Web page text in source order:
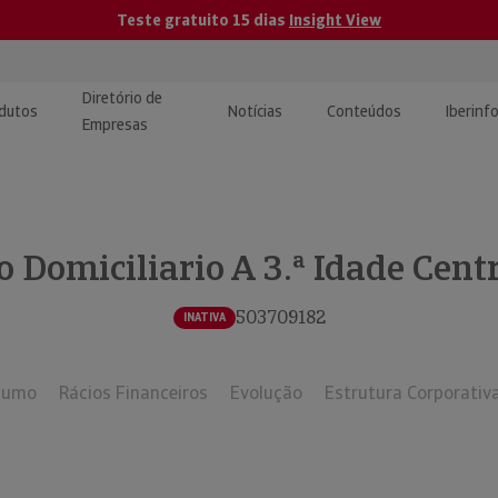
Teste gratuito 15 dias Insight View
e Monitorização de
Diretório de
Empresas
Notícias Conteúdos
| Estudos e
Domiciliario A 3.ª Idade
INATIVA 503709182
Rácios Financeiros Evolução Estrutura Corporativa